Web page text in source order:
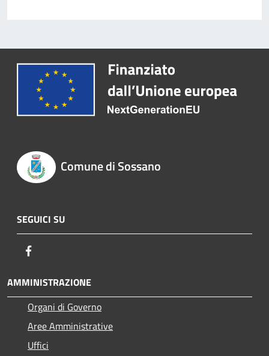
Comune di Sossano
SEGUICI SU
AMMINISTRAZIONE
Organi di Governo
Aree Amministrative
Uffici